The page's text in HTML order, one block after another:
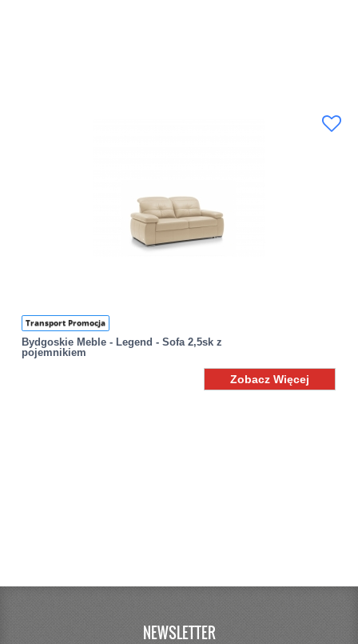
Transport Promocja
Bydgoskie Meble - Legend - Sofa 2,5sk z
pojemnikiem
Zobacz Więcej
NEWSLETTER